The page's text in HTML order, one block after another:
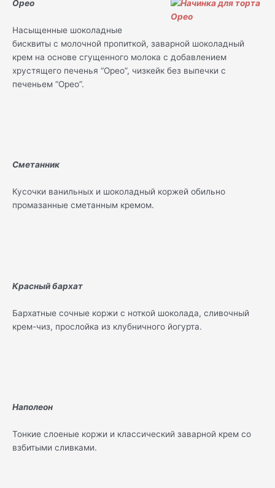
Орео
Насыщенные шоколадные
бисквиты с молочной пропиткой, заварной шоколадный
крем на основе сгущенного молока с добавлением
хрустящего печенья “Орео”, чизкейк без выпечки с
печеньем “Орео”.
Сметанник
Кусочки ванильных и шоколадный коржей обильно
промазанные сметанным кремом.
Красный бархат
Бархатные сочные коржи с ноткой шоколада, сливочный
крем-чиз, прослойка из клубничного йогурта.
Наполеон
Тонкие слоеные коржи и классический заварной крем со
взбитыми сливками.